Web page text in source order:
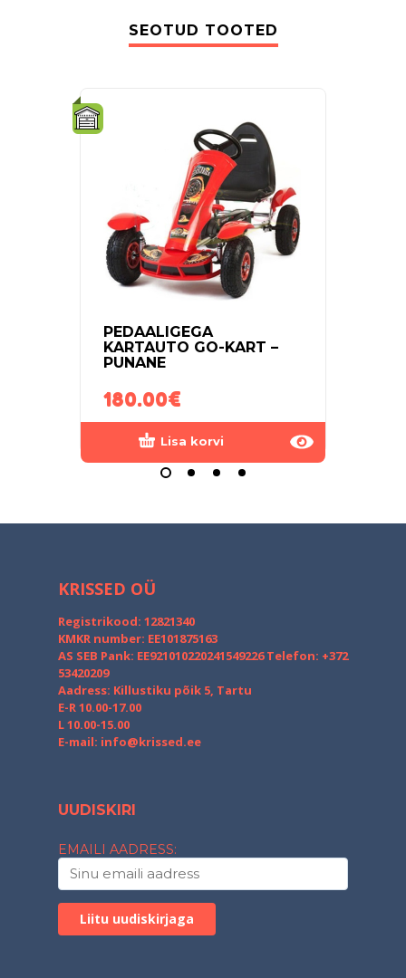
SEOTUD TOOTED
PEDAALIGEGA
KARTAUTO GO-KART –
PUNANE
180.00€
Lisa korvi
KRISSED OÜ
Registrikood: 12821340
KMKR number: EE101875163
AS SEB Pank: EE921010220241549226 Telefon: +372
53420209
Aadress: Killustiku põik 5, Tartu
E-R 10.00-17.00
L 10.00-15.00
E-mail: info@krissed.ee
UUDISKIRI
EMAILI AADRESS: